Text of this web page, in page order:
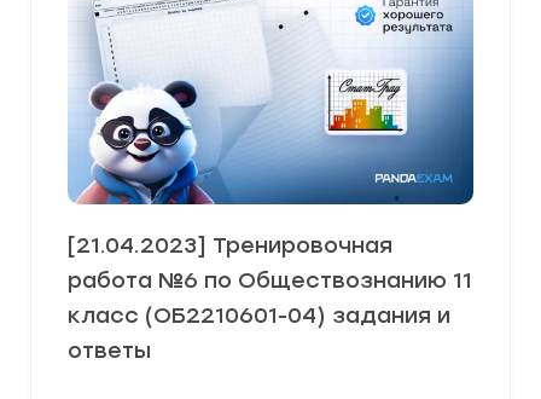
[21.04.2023] Тренировочная
работа №6 по Обществознанию 11
класс (ОБ2210601-04) задания и
ответы